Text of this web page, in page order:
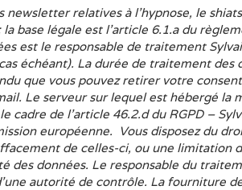
relatives à l'hypnose, le
base légale est l’article 6.1.a du
est le responsable de traitement
échéant). La durée de traitement
que vous pouvez retirer votre
Le serveur sur lequel est hébergé
cadre de l’article 46.2.d du RGPD –
européenne. Vous disposez du
de celles-ci, ou une
données. Le responsable du
autorité de contrôle. La fourniture